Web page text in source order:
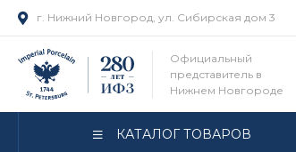
г. Нижний Новгород, ул. Сибирская дом 3
Официальный
представитель в
Нижнем Новгороде
КАТАЛОГ ТОВАРОВ